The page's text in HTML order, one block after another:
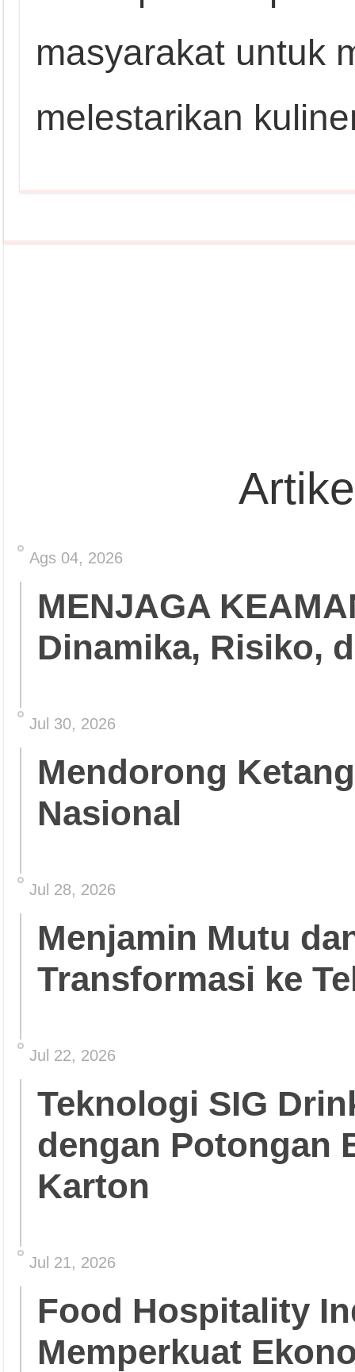
masyarakat untuk
melestarikan
Ags 04, 2026
MENJAGA
Dinamika, Risiko,
Jul 30, 2026
Mendorong
Nasional
Jul 28, 2026
Menjamin Mutu
Transformasi ke
Jul 22, 2026
Teknologi SIG
dengan Potongan
Karton
Jul 21, 2026
Food Hospitality
Memperkuat